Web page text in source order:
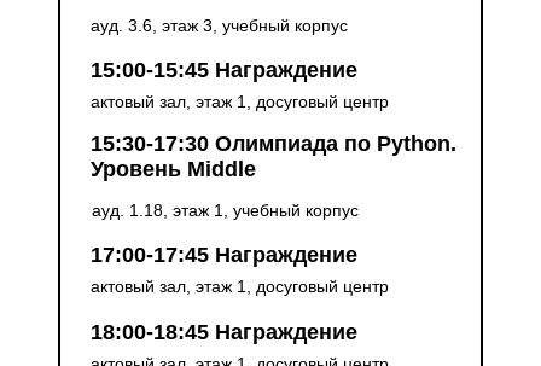
ауд. 3.6, этаж 3, учебный корпус
15:30-17:30 Олимпиада по Python.
Уровень Middle
ауд. 1.18, этаж 1, учебный корпус
18:00-18:45 Награждение
17:00-17:45 Награждение
актовый зал, этаж 1, досуговый центр
15:00-15:45 Награждение
актовый зал, этаж 1, досуговый центр